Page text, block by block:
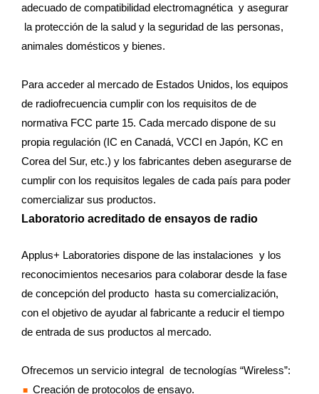
adecuado de compatibilidad electromagnética y asegurar
la protección de la salud y la seguridad de las personas,
animales domésticos y bienes.
Para acceder al mercado de Estados Unidos, los equipos
de radiofrecuencia cumplir con los requisitos de de
normativa FCC parte 15. Cada mercado dispone de su
propia regulación (IC en Canadá, VCCI en Japón, KC en
Corea del Sur, etc.) y los fabricantes deben asegurarse de
cumplir con los requisitos legales de cada país para poder
comercializar sus productos.
Laboratorio acreditado de ensayos de radio
Applus+ Laboratories dispone de las instalaciones y los
reconocimientos necesarios para colaborar desde la fase
de concepción del producto hasta su comercialización,
con el objetivo de ayudar al fabricante a reducir el tiempo
de entrada de sus productos al mercado.
Ofrecemos un servicio integral de tecnologías “Wireless”:
Creación de protocolos de ensayo.